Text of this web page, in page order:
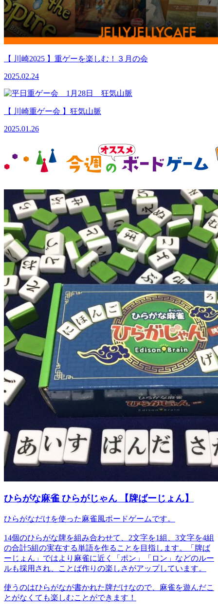
【 川崎2025 】重ゲーを楽しむ！３月の会
2025.02.24
【 川崎重ゲー会 】狂気山脈
2025.01.26
ひらがな麻雀 ひらがじゃん 【牌ばーじょん】
ひらがなだけを使った麻雀風ボードゲームです。
14個のひらがな牌を組み合わせて、2文字を1組、3文字を4組
の合計5組の実在する単語を作ることを目指します。「牌ば
ーじょん」ではより麻雀に近く「ポン」「ロン」などのルー
ルも採用され、ことば作りの楽しさがアップしています。
使うのはひらがなが書かれた牌だけなので、麻雀を遊んだこ
とがなくても楽しむことができます！